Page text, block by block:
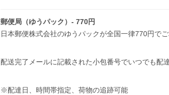
郵便局（ゆうパック）- 770円
日本郵便株式会社のゆうパックが全国一律770円で
配送完了メールに記載された小包番号でいつでも配
※配達日、時間帯指定、荷物の追跡可能